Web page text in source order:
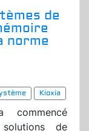
de
norme
Kioxia
solutions de